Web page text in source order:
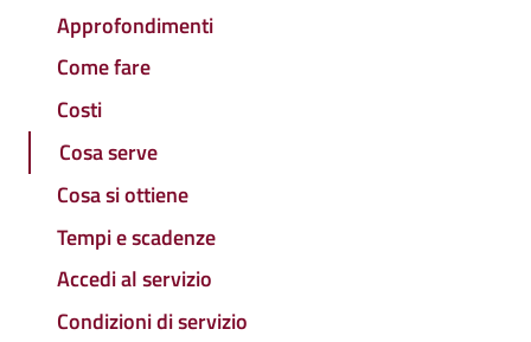
Approfondimenti
Come fare
Costi
Cosa serve
Cosa si ottiene
Tempi e scadenze
Accedi al servizio
Condizioni di servizio